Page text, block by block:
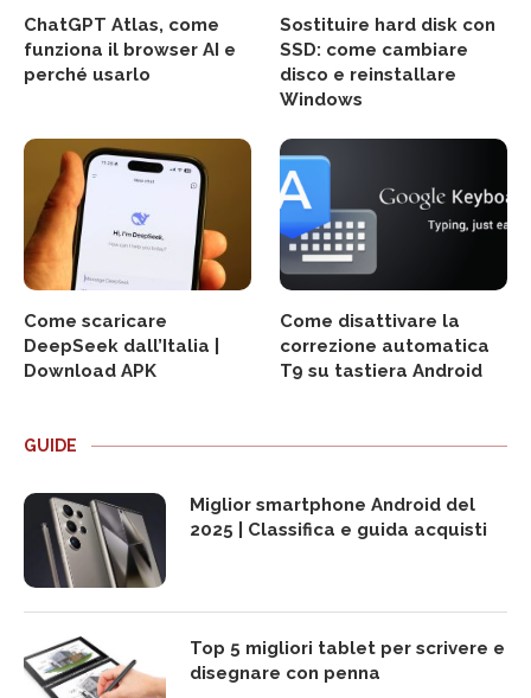
ChatGPT Atlas, come
funziona il browser AI e
perché usarlo
Sostituire hard disk con
SSD: come cambiare
disco e reinstallare
Windows
Come scaricare
DeepSeek dall’Italia |
Download APK
Come disattivare la
correzione automatica
T9 su tastiera Android
GUIDE
Miglior smartphone Android del
2025 | Classifica e guida acquisti
Top 5 migliori tablet per scrivere e
disegnare con penna